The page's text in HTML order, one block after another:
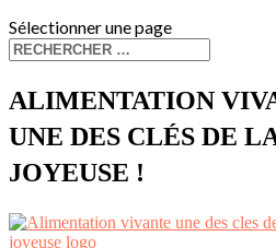
Sélectionner une page
ALIMENTATION
UNE DES CLÉS DE
JOYEUSE !